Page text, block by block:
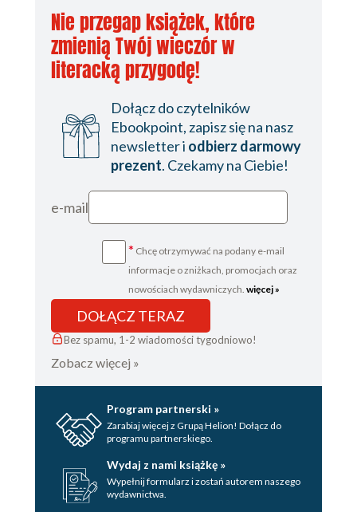
Nie przegap książek, które
zmienią Twój wieczór w
literacką przygodę!
Dołącz do czytelników
Ebookpoint, zapisz się na nasz
newsletter i odbierz darmowy
prezent. Czekamy na Ciebie!
e-mail
* Chcę otrzymywać na podany e-mail
informacje o zniżkach, promocjach oraz
nowościach wydawniczych. więcej »
DOŁĄCZ TERAZ
Bez spamu, 1-2 wiadomości tygodniowo!
Zobacz więcej »
Program partnerski »
Zarabiaj więcej z Grupą Helion! Dołącz do
programu partnerskiego.
Wydaj z nami książkę »
Wypełnij formularz i zostań autorem naszego
wydawnictwa.